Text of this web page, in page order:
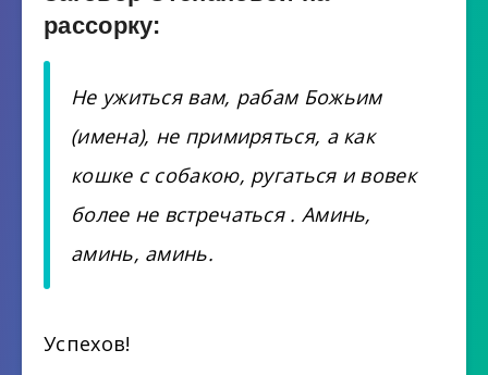
рассорку:
Не ужиться вам, рабам Божьим
(имена), не примиряться, а как
кошке с собакою, ругаться и вовек
более не встречаться . Аминь,
аминь, аминь.
Успехов!